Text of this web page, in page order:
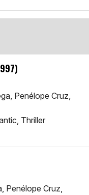
Penélope Cruz,
Thriller
Penélope Cruz,